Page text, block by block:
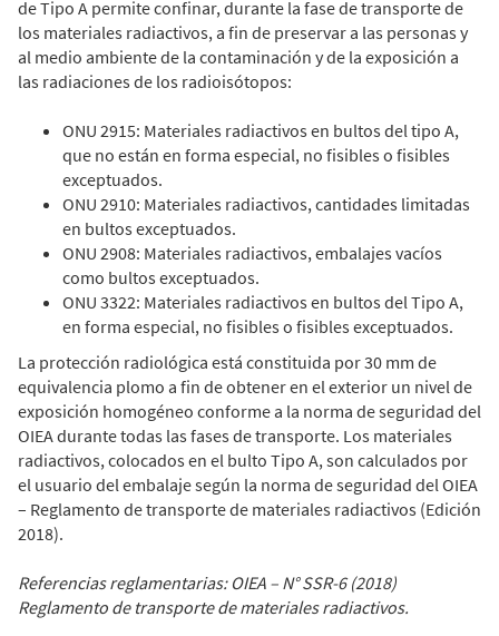
de Tipo A permite confinar, durante la fase de transporte de
los materiales radiactivos, a fin de preservar a las personas y
al medio ambiente de la contaminación y de la exposición a
las radiaciones de los radioisótopos:
ONU 2915: Materiales radiactivos en bultos del tipo A,
que no están en forma especial, no fisibles o fisibles
exceptuados.
ONU 2910: Materiales radiactivos, cantidades limitadas
en bultos exceptuados.
ONU 2908: Materiales radiactivos, embalajes vacíos
como bultos exceptuados.
ONU 3322: Materiales radiactivos en bultos del Tipo A,
en forma especial, no fisibles o fisibles exceptuados.
La protección radiológica está constituida por 30 mm de
equivalencia plomo a fin de obtener en el exterior un nivel de
exposición homogéneo conforme a la norma de seguridad del
OIEA durante todas las fases de transporte. Los materiales
radiactivos, colocados en el bulto Tipo A, son calculados por
el usuario del embalaje según la norma de seguridad del OIEA
– Reglamento de transporte de materiales radiactivos (Edición
2018).
Referencias reglamentarias: OIEA – N° SSR-6 (2018)
Reglamento de transporte de materiales radiactivos.